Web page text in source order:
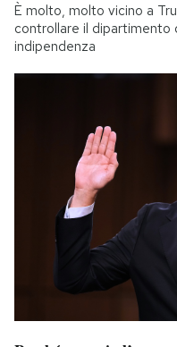
È molto, molto vicino a
controllare il dipartimento
indipendenza